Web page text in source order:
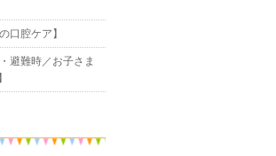
口腔ケア】
避難時／お子さま